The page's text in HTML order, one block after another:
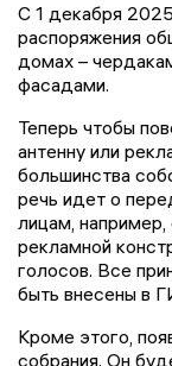
С 1 декабря
распоряжения
домах –
фасадами.
Теперь чтобы
антенну или
большинства
речь идет о
лицам, например,
рекламной
голосов. Все
быть внесены в
Кроме этого,
собрания. Он